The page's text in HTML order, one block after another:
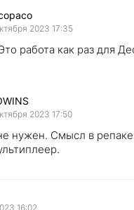
2023 17:35
работа как раз для
2023 17:50
нужен. Смысл в
16:02